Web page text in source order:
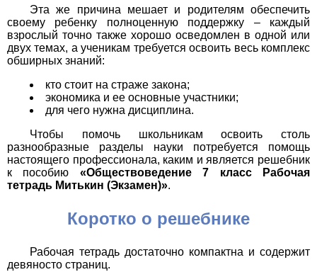
Эта же причина мешает и родителям обеспечить
своему ребенку полноценную поддержку – каждый
взрослый точно также хорошо осведомлен в одной или
двух темах, а ученикам требуется освоить весь комплекс
обширных знаний:
кто стоит на страже закона;
экономика и ее основные участники;
для чего нужна дисциплина.
Чтобы помочь школьникам освоить столь
разнообразные разделы науки потребуется помощь
настоящего профессионала, каким и является решебник
к пособию «Обществоведение 7 класс Рабочая
тетрадь Митькин (Экзамен)».
Коротко о решебнике
Рабочая тетрадь достаточно компактна и содержит
девяносто страниц.